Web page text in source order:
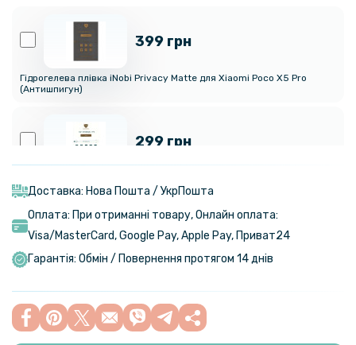
399 грн
Гідрогелева плівка iNobi Privacy Matte для Xiaomi Poco X5 Pro
(Антишпигун)
299 грн
Матова
269 грн
399 грн
349 грн
Доставка: Нова Пошта / УкрПошта
Оплата: При отриманні товару, Онлайн оплата:
Visa/MasterСard, Google Pay, Apple Pay, Приват24
Гарантія: Обмін / Повернення протягом 14 днів